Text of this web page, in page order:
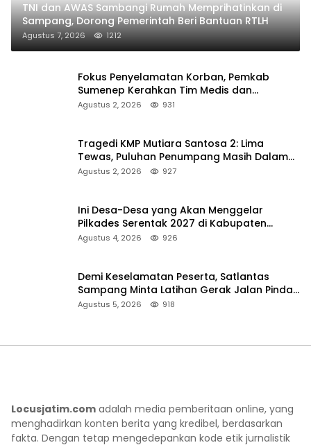
TNI dan AWAS Sambangi Rumah Memprihatinkan di
Sampang, Dorong Pemerintah Beri Bantuan RTLH
Agustus 7, 2026 1212
Fokus Penyelamatan Korban, Pemkab
Sumenep Kerahkan Tim Medis dan
Ambulans ke Pelabuhan Kalianget
Agustus 2, 2026 931
Tragedi KMP Mutiara Santosa 2: Lima
Tewas, Puluhan Penumpang Masih Dalam
Pencarian
Agustus 2, 2026 927
Ini Desa-Desa yang Akan Menggelar
Pilkades Serentak 2027 di Kabupaten
Sumenep
Agustus 4, 2026 926
Demi Keselamatan Peserta, Satlantas
Sampang Minta Latihan Gerak Jalan Pindah
ke Lokasi Aman
Agustus 5, 2026 918
Locusjatim.com adalah media pemberitaan online, yang
menghadirkan konten berita yang kredibel, berdasarkan
fakta. Dengan tetap mengedepankan kode etik jurnalistik